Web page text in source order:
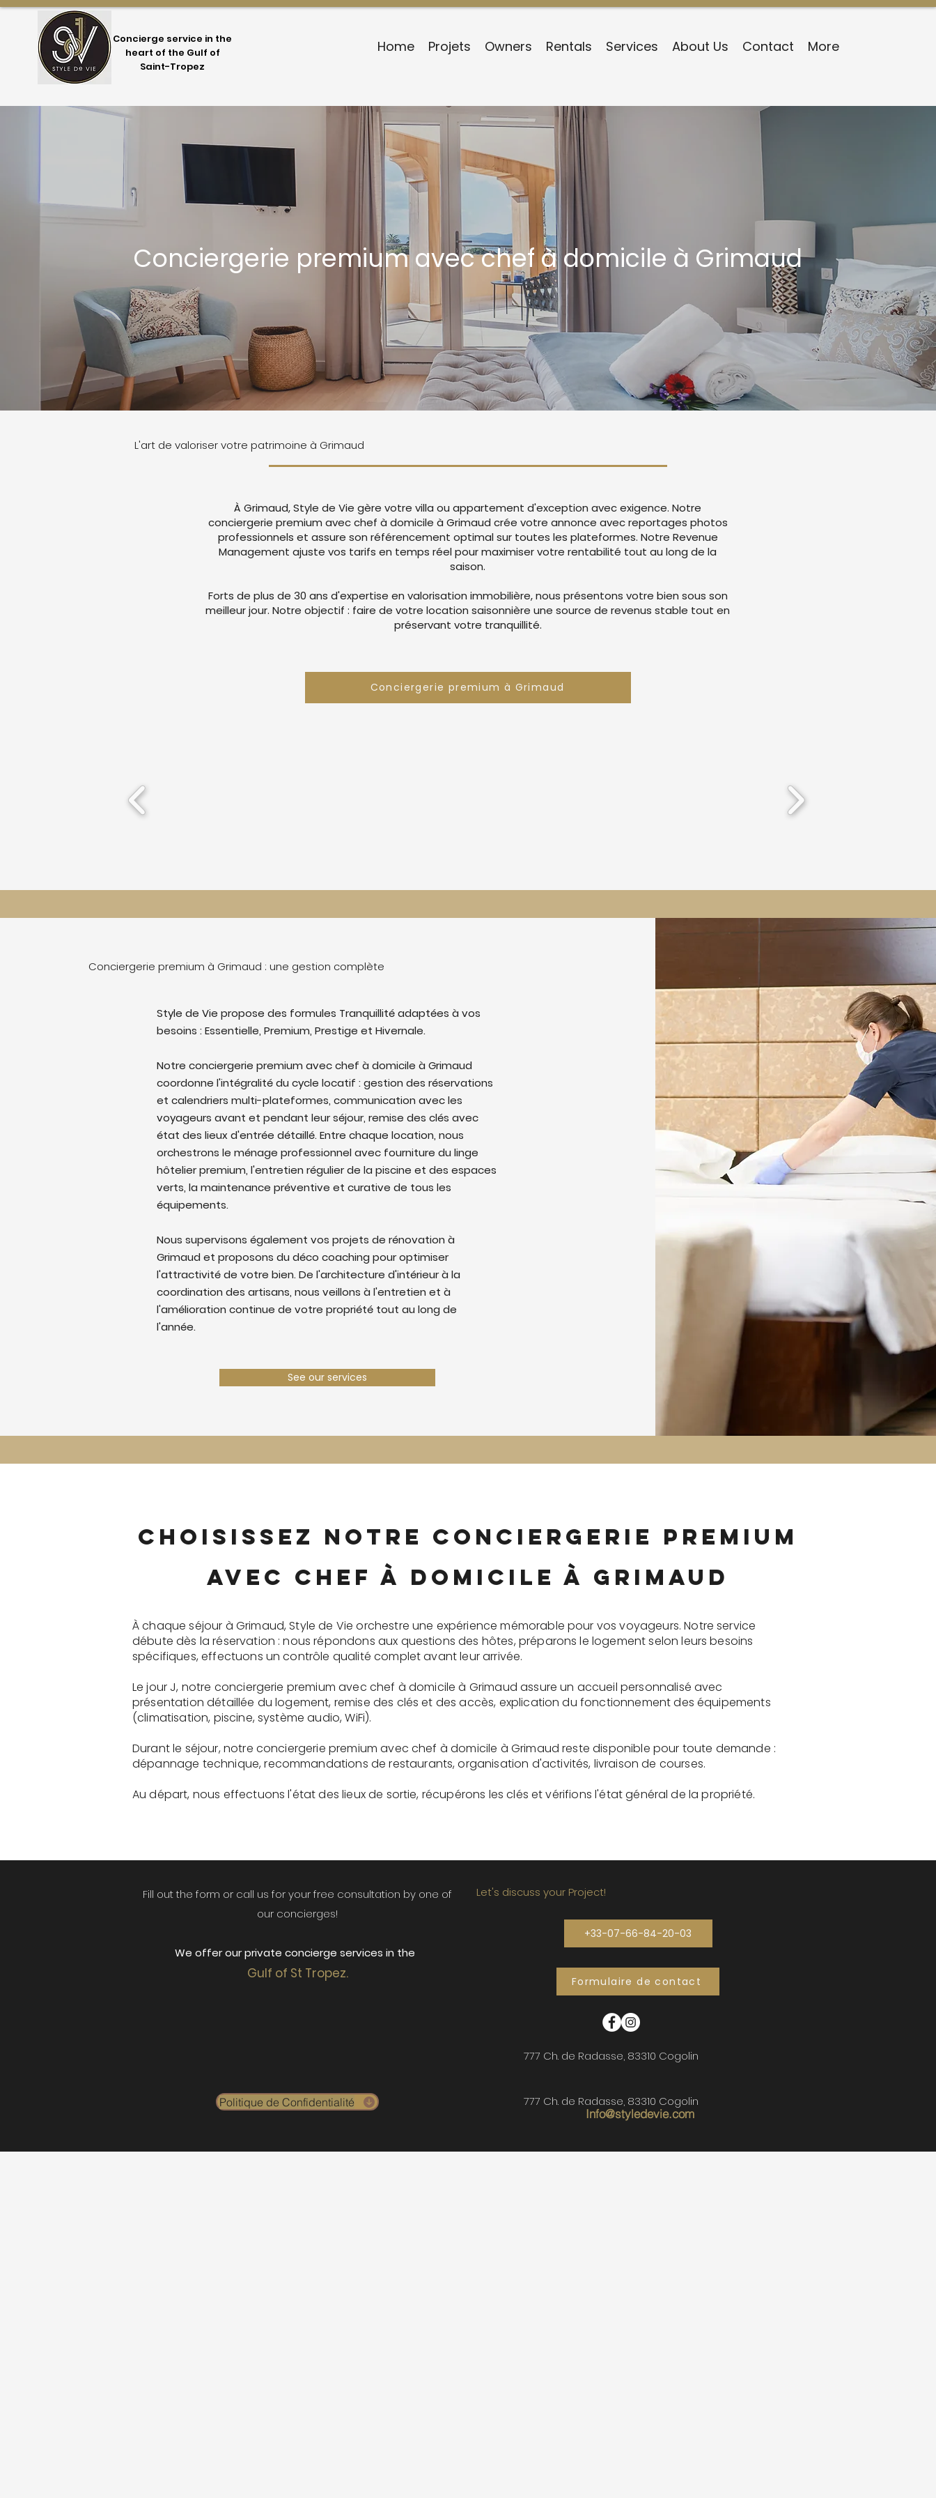
Concierge service in the
heart of the Gulf of
Saint-Tropez
Home Projets Owners Rentals Services About Us Contact More
Conciergerie premium avec chef à domicile à Grimaud
L'art de valoriser votre patrimoine à Grimaud
À Grimaud, Style de Vie gère votre villa ou appartement d'exception avec exigence. Notre
conciergerie premium avec chef à domicile à Grimaud crée votre annonce avec reportages photos
professionnels et assure son référencement optimal sur toutes les plateformes. Notre Revenue
Management ajuste vos tarifs en temps réel pour maximiser votre rentabilité tout au long de la
saison.
Forts de plus de 30 ans d'expertise en valorisation immobilière, nous présentons votre bien sous son
meilleur jour. Notre objectif : faire de votre location saisonnière une source de revenus stable tout en
préservant votre tranquillité.
Conciergerie premium à Grimaud
Conciergerie premium à Grimaud : une gestion complète
Style de Vie propose des formules Tranquillité adaptées à vos
besoins : Essentielle, Premium, Prestige et Hivernale.
Notre conciergerie premium avec chef à domicile à Grimaud
coordonne l'intégralité du cycle locatif : gestion des réservations
et calendriers multi-plateformes, communication avec les
voyageurs avant et pendant leur séjour, remise des clés avec
état des lieux d'entrée détaillé. Entre chaque location, nous
orchestrons le ménage professionnel avec fourniture du linge
hôtelier premium, l'entretien régulier de la piscine et des espaces
verts, la maintenance préventive et curative de tous les
équipements.
Nous supervisons également vos projets de rénovation à
Grimaud et proposons du déco coaching pour optimiser
l'attractivité de votre bien. De l'architecture d'intérieur à la
coordination des artisans, nous veillons à l'entretien et à
l'amélioration continue de votre propriété tout au long de
l'année.
See our services
Choisissez notre conciergerie premium
avec chef à domicile à Grimaud
À chaque séjour à Grimaud, Style de Vie orchestre une expérience mémorable pour vos voyageurs. Notre service
débute dès la réservation : nous répondons aux questions des hôtes, préparons le logement selon leurs besoins
spécifiques, effectuons un contrôle qualité complet avant leur arrivée.
Le jour J, notre conciergerie premium avec chef à domicile à Grimaud assure un accueil personnalisé avec
présentation détaillée du logement, remise des clés et des accès, explication du fonctionnement des équipements
(climatisation, piscine, système audio, WiFi).
Durant le séjour, notre conciergerie premium avec chef à domicile à Grimaud reste disponible pour toute demande :
dépannage technique, recommandations de restaurants, organisation d'activités, livraison de courses.
Au départ, nous effectuons l'état des lieux de sortie, récupérons les clés et vérifions l'état général de la propriété.
Fill out the form or call us for your free consultation by one of
our concierges!
We offer our private concierge services in the
Gulf of St Tropez.
Politique de Confidentialité
Let's discuss your Project!
+33-07-66-84-20-03
Formulaire de contact
777 Ch. de Radasse, 83310 Cogolin
Info@styledevie.com
777 Ch. de Radasse, 83310 Cogolin